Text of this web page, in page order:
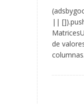
||
de
columnas.